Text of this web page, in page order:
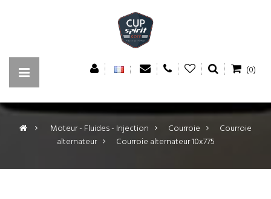
(0)
> Moteur - Fluides - Injection > Courroie >
Courroie
alternateur > Courroie alternateur 10x775